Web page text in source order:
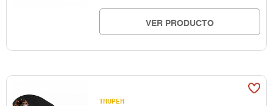
VER PRODUCTO
TRUPER